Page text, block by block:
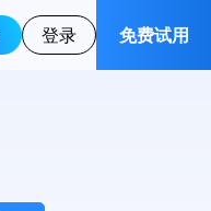
登录 免费试用